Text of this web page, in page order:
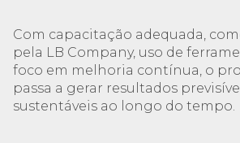
Com capacitação adequada,
pela LB Company, uso de
foco em melhoria contínua, o
passa a gerar resultados
sustentáveis ao longo do tempo.